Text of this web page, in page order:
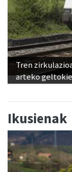
Tren
arteko
Ikusienak